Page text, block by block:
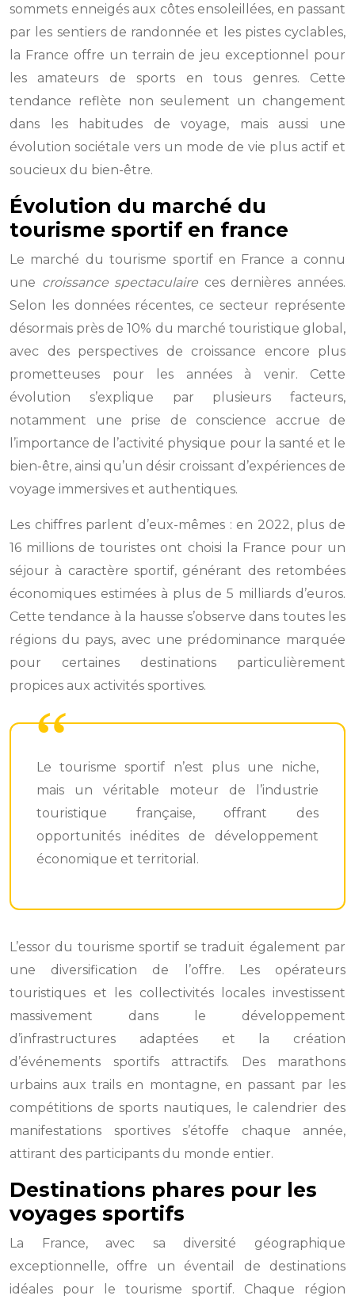
sommets enneigés aux côtes ensoleillées, en passant
par les sentiers de randonnée et les pistes cyclables,
la France offre un terrain de jeu exceptionnel pour
les amateurs de sports en tous genres. Cette
tendance reflète non seulement un changement
dans les habitudes de voyage, mais aussi une
évolution sociétale vers un mode de vie plus actif et
soucieux du bien-être.
Évolution du marché du
tourisme sportif en france
Le marché du tourisme sportif en France a connu
une croissance spectaculaire ces dernières années.
Selon les données récentes, ce secteur représente
désormais près de 10% du marché touristique global,
avec des perspectives de croissance encore plus
prometteuses pour les années à venir. Cette
évolution s’explique par plusieurs facteurs,
notamment une prise de conscience accrue de
l’importance de l’activité physique pour la santé et le
bien-être, ainsi qu’un désir croissant d’expériences de
voyage immersives et authentiques.
Les chiffres parlent d’eux-mêmes : en 2022, plus de
16 millions de touristes ont choisi la France pour un
séjour à caractère sportif, générant des retombées
économiques estimées à plus de 5 milliards d’euros.
Cette tendance à la hausse s’observe dans toutes les
régions du pays, avec une prédominance marquée
pour certaines destinations particulièrement
propices aux activités sportives.
Le tourisme sportif n’est plus une niche,
mais un véritable moteur de l’industrie
touristique française, offrant des
opportunités inédites de développement
économique et territorial.
L’essor du tourisme sportif se traduit également par
une diversification de l’offre. Les opérateurs
touristiques et les collectivités locales investissent
massivement dans le développement
d’infrastructures adaptées et la création
d’événements sportifs attractifs. Des marathons
urbains aux trails en montagne, en passant par les
compétitions de sports nautiques, le calendrier des
manifestations sportives s’étoffe chaque année,
attirant des participants du monde entier.
Destinations phares pour les
voyages sportifs
La France, avec sa diversité géographique
exceptionnelle, offre un éventail de destinations
idéales pour le tourisme sportif. Chaque région